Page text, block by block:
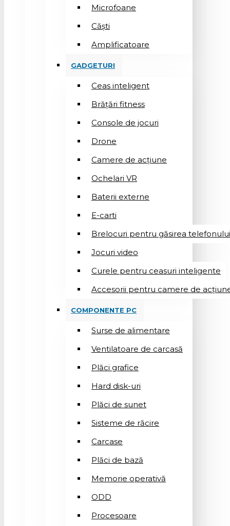
Microfoane
Căşti
Amplificatoare
GADGETURI
Ceas inteligent
Brățări fitness
Console de jocuri
Drone
Camere de acțiune
Ochelari VR
Baterii externe
E-carti
Brelocuri pentru găsirea telefonului
Jocuri video
Curele pentru ceasuri inteligente
Accesorii pentru camere de
COMPONENTE PC
Surse de alimentare
Ventilatoare de carcasă
Plăci grafice
Hard disk-uri
Plăci de sunet
Sisteme de răcire
Carcase
Plăci de bază
Memorie operativă
ODD
Procesoare